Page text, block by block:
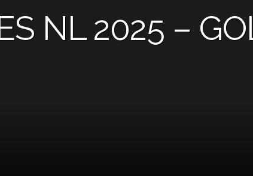
NL 2025 –